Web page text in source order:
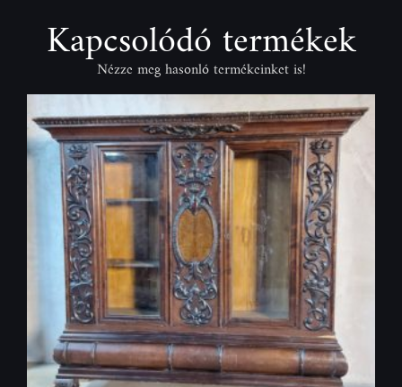
Kapcsolódó termékek
Nézze meg hasonló termékeinket is!